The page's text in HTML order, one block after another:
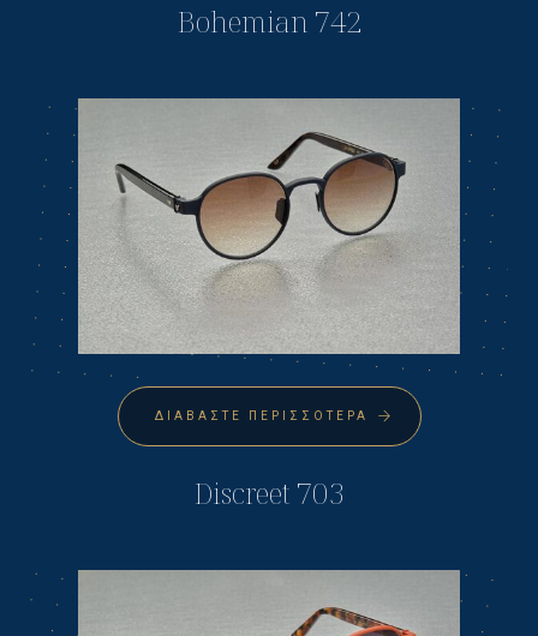
Bohemian 742
ΔΙΑΒΆΣΤΕ ΠΕΡΙΣΣΌΤΕΡΑ
Discreet 703